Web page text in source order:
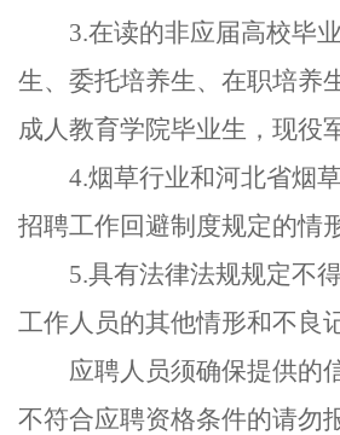
3.在读的非应届高校毕
生、委托培养生、在职培养
成人教育学院毕业生，现役
4.烟草行业和河北省烟
招聘工作回避制度规定的情
5.具有法律法规规定不
工作人员的其他情形和不良
应聘人员须确保提供的
不符合应聘资格条件的请勿